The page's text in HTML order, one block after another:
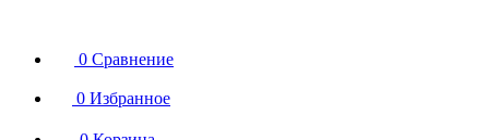
0 Сравнение
0 Избранное